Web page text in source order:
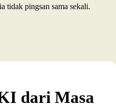
tidak pingsan sama sekali.
dari Masa